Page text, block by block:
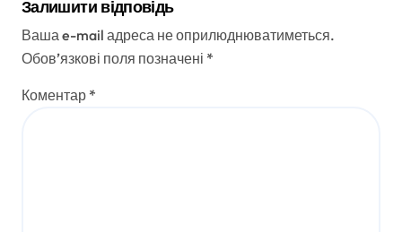
г
Залишити відповідь
Ваша e-mail адреса не оприлюднюватиметься.
Обов’язкові поля позначені *
Коментар *